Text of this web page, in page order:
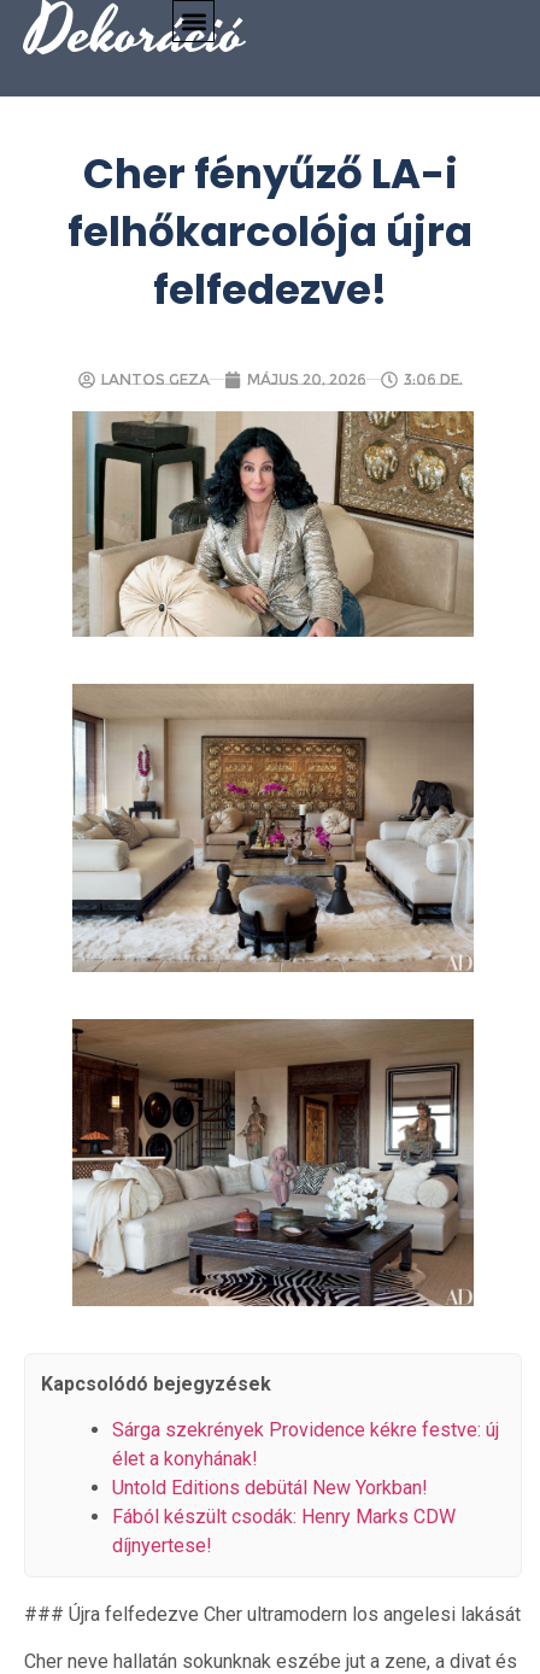
Dekoráció
Cher fényűző LA-i
felhőkarcolója újra
felfedezve!
Lantos Geza május 20, 2026 3:06 de.
Kapcsolódó bejegyzések
Sárga szekrények Providence kékre festve: új
élet a konyhának!
Untold Editions debütál New Yorkban!
Fából készült csodák: Henry Marks CDW
díjnyertese!
### Újra felfedezve Cher ultramodern los angelesi lakását
Cher neve hallatán sokunknak eszébe jut a zene, a divat és